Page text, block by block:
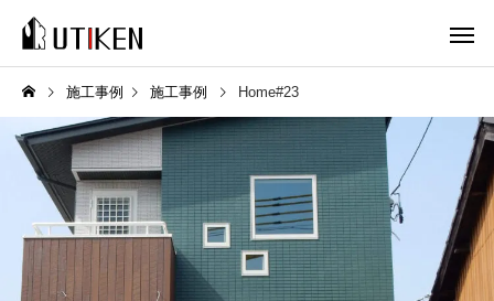
施工事例 施工事例 Home#23